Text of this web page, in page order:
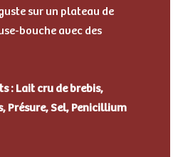
sur un plateau de
bouche avec des
: Lait cru de brebis,
Présure, Sel, Penicillium